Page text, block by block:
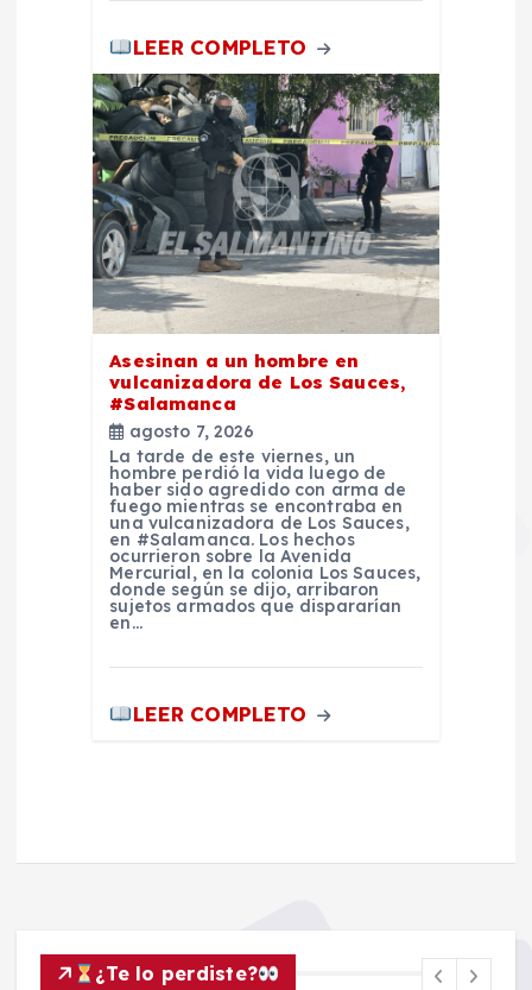
LEER COMPLETO
Asesinan a un hombre en
vulcanizadora de Los Sauces,
#Salamanca
agosto 7, 2026
La tarde de este viernes, un
hombre perdió la vida luego de
haber sido agredido con arma de
fuego mientras se encontraba en
una vulcanizadora de Los Sauces,
en #Salamanca. Los hechos
ocurrieron sobre la Avenida
Mercurial, en la colonia Los Sauces,
donde según se dijo, arribaron
sujetos armados que dispararían
en…
LEER COMPLETO
¿Te lo perdiste?